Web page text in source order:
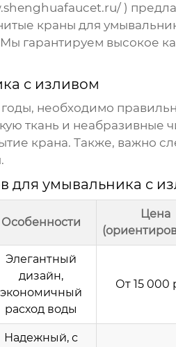
)
краны для
гарантируем высокое
с изливом
необходимо
ткань и неабразивные
крана. Также, важно
для умывальника с
Особенности
Цена
Элегантный
дизайн,
экономичный
расход воды
От 15 000
Надежный, с